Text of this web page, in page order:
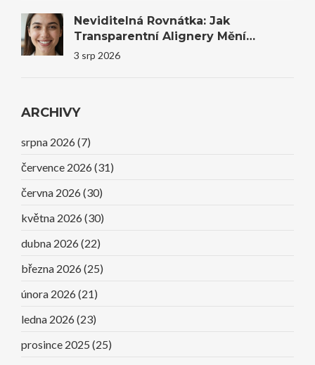
Neviditelná Rovnátka: Jak
Transparentní Alignery Mění
Úsměvy I Sebevědomí
3 srp 2026
ARCHIVY
srpna 2026 (7)
července 2026 (31)
června 2026 (30)
května 2026 (30)
dubna 2026 (22)
března 2026 (25)
února 2026 (21)
ledna 2026 (23)
prosince 2025 (25)